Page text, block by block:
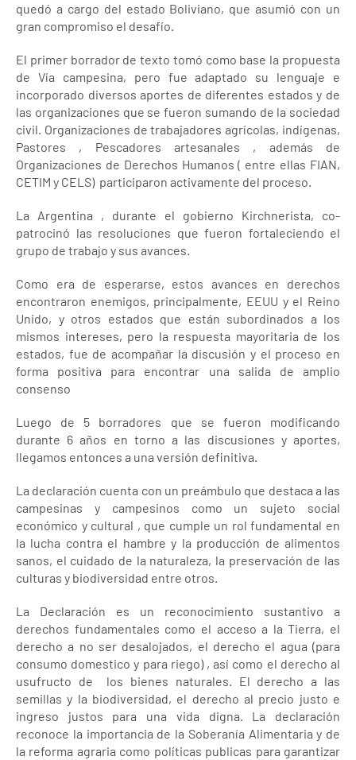
quedó a cargo del estado Boliviano, que asumió con un
gran compromiso el desafío.
El primer borrador de texto tomó como base la propuesta
de Vía campesina, pero fue adaptado su lenguaje e
incorporado diversos aportes de diferentes estados y de
las organizaciones que se fueron sumando de la sociedad
civil. Organizaciones de trabajadores agrícolas, indígenas,
Pastores , Pescadores artesanales , además de
Organizaciones de Derechos Humanos ( entre ellas FIAN,
CETIM y CELS) participaron activamente del proceso.
La Argentina , durante el gobierno Kirchnerista, co-
patrocinó las resoluciones que fueron fortaleciendo el
grupo de trabajo y sus avances.
Como era de esperarse, estos avances en derechos
encontraron enemigos, principalmente, EEUU y el Reino
Unido, y otros estados que están subordinados a los
mismos intereses, pero la respuesta mayoritaria de los
estados, fue de acompañar la discusión y el proceso en
forma positiva para encontrar una salida de amplio
consenso
Luego de 5 borradores que se fueron modificando
durante 6 años en torno a las discusiones y aportes,
llegamos entonces a una versión definitiva.
La declaración cuenta con un preámbulo que destaca a las
campesinas y campesinos como un sujeto social
económico y cultural , que cumple un rol fundamental en
la lucha contra el hambre y la producción de alimentos
sanos, el cuidado de la naturaleza, la preservación de las
culturas y biodiversidad entre otros.
La Declaración es un reconocimiento sustantivo a
derechos fundamentales como el acceso a la Tierra, el
derecho a no ser desalojados, el derecho el agua (para
consumo domestico y para riego) , así como el derecho al
usufructo de los bienes naturales. El derecho a las
semillas y la biodiversidad, el derecho al precio justo e
ingreso justos para una vida digna. La declaración
reconoce la importancia de la Soberanía Alimentaria y de
la reforma agraria como políticas publicas para garantizar